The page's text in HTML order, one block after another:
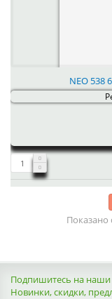
NEO 538
Показано
Подпишитесь на наши
Новинки, скидки,